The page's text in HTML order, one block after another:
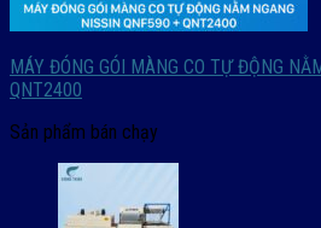
MÁY ĐÓNG GÓI MÀNG CO TỰ ĐỘNG
QNT2400
Sản phẩm bán chạy